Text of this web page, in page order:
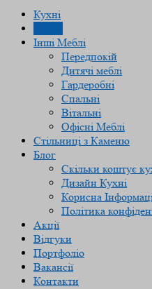
Кухні
Інші Меблі
Передпокій
Дитячі меблі
Гардеробні
Спальні
Вітальні
Офісні Меблі
Стільниці з Каменю
Блог
Скільки коштує
Дизайн Кухні
Корисна
Політика
Акції
Відгуки
Портфоліо
Вакансії
Контакти